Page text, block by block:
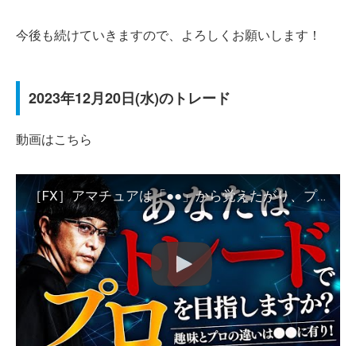
今後も続けていきますので、よろしくお願いします！
2023年12月20日(水)のトレード
動画はこちら
［FX］アマチュアは「●●」から覚えたがり、プロは『▼▼』から固める！というハナシ 2023年12月20日※欧州時間トレード